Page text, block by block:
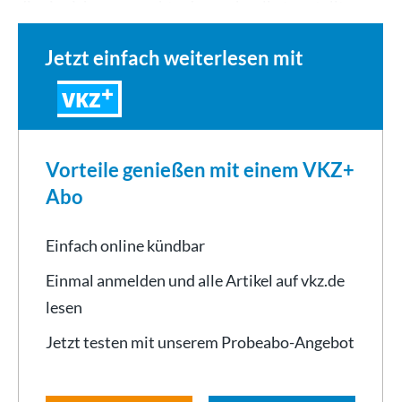
Jetzt einfach weiterlesen mit
VKZ
Vorteile genießen mit einem VKZ+
Abo
Einfach online kündbar
Einmal anmelden und alle Artikel auf vkz.de
lesen
Jetzt testen mit unserem Probeabo-Angebot